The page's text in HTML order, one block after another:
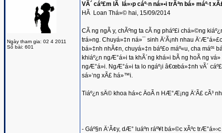
Ngày tham gia: 02 4 2011
Số bài: 601
VÃ´ cáº£m lÃ lá»›p cáº·n ná»•i trÃªn bá» máº·t
HÃ Loan Thá»© hai, 15/09/2014
CÃ ng ngÃ y, chÃºng ta cÃ ng pháº£i chá»©ng
trá»ng. Chuyá»‡n ná»¯ sinh Ä‘Ã¡nh nhau
bá»‡nh nhÃ¢n, chuyá»‡n báº£o máº«u, cha máº¹
khiáº¿n ngÆ°á»i ta khÃ´ng khá»i bÃ ng hoÃ ng
ngÆ°á»i. NgÆ°á»i ta lo ngáº¡i â€œbá»‡nh vÃ´
sá»‘ng xÃ£ há»™i.
Tiáº¿n sÄ© khoa há»c ÄoÃ n HÆ°Æ¡ng Ä‘Ã£ cÃ³
- Gáº§n Ä‘Ã¢y, dÆ° luáº­n ráº¥t bá»©c xÃºc